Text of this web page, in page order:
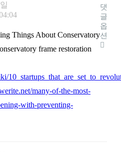
Things About Conservatory
frame restoration
many-of-the-most-
with-preventing-
댓
글
옵
션